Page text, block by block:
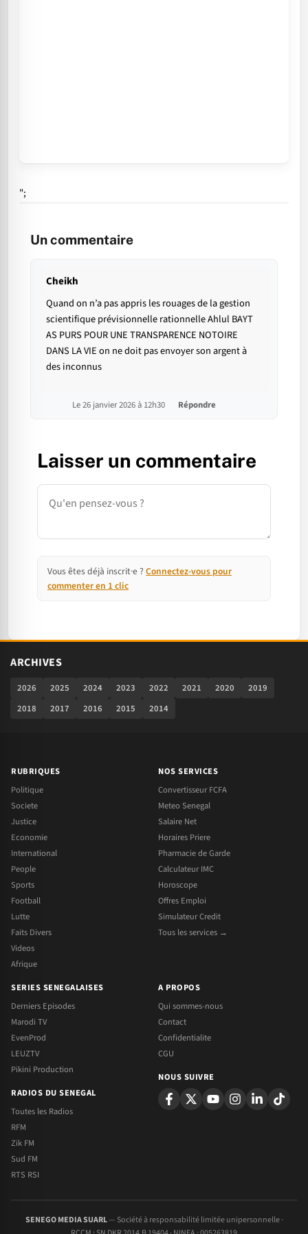
";
Un commentaire
Cheikh
Quand on n’a pas appris les rouages de la gestion
scientifique prévisionnelle rationnelle Ahlul BAYT
AS PURS POUR UNE TRANSPARENCE NOTOIRE
DANS LA VIE on ne doit pas envoyer son argent à
des inconnus
Le 26 janvier 2026 à 12h30 Répondre
Laisser un commentaire
Commentaire
Vous êtes déjà inscrit·e ? Connectez-vous pour
commenter en 1 clic
ARCHIVES
2026 2025 2024 2023 2022 2021 2020
2019
2018
2017 2016 2015 2014
RUBRIQUES
Politique
Societe
Justice
Economie
International
People
Sports
Football
Lutte
Faits Divers
Videos
Afrique
NOS SERVICES
Convertisseur FCFA
Meteo Senegal
Salaire Net
Horaires Priere
Pharmacie de Garde
Calculateur IMC
Horoscope
Offres Emploi
Simulateur Credit
Tous les services →
SERIES SENEGALAISES
Derniers Episodes
Marodi TV
EvenProd
LEUZTV
Pikini Production
RADIOS DU SENEGAL
Toutes les Radios
RFM
Zik FM
Sud FM
RTS RSI
A PROPOS
Qui sommes-nous
Contact
Confidentialite
CGU
NOUS SUIVRE
SENEGO MEDIA SUARL— Société à responsabilité limitée unipersonnelle ·